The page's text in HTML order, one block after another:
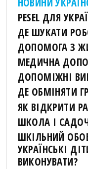
PESEL ДЛЯ
ДЕ ШУКАТИ
ДОПОМОГА З
МЕДИЧНА
ДОПОМІЖНІ
ДЕ ОБМІНЯТИ
ЯК ВІДКРИТИ
ШКОЛА І
ШКІЛЬНИЙ
УКРАЇНСЬКІ
ВИКОНУВАТИ?